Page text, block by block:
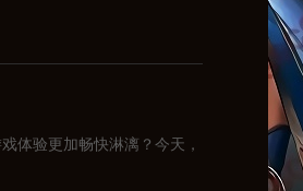
体验更加畅快淋漓？今天，